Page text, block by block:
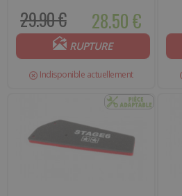
28.50 €
29.90 €
RUPTURE
Indisponible actuellement